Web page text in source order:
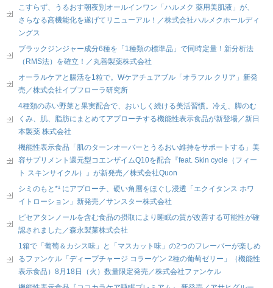
こすらず、うるおす朝夜別オールインワン「ハルメク 薬用美肌液」が、
さらなる高機能化を遂げてリニューアル！／株式会社ハルメクホールディ
ングス
ブラックジンジャー成分6種を「1種類の標準品」で同時定量！新分析法
（RMS法）を確立！／丸善製薬株式会社
オーラルケアと腸活を1粒で。Wケアチュアブル「オラフル クリア」新発
売／株式会社イブフローラ研究所
4種類の赤い野菜と果実配合で、おいしく続ける美活習慣。冷え、脚のむ
くみ、肌、脂肪にまとめてアプローチする機能性表示食品が新登場／新日
本製薬 株式会社
機能性表示食品「肌のターンオーバーとうるおい維持をサポートする」美
容サプリメント還元型コエンザイムQ10を配合『feat. Skin cycle（フィー
ト スキンサイクル）』が新発売／株式会社Quon
シミのもと*¹ にアプローチ、硬い角層をほぐし浸透「エクイタンス ホワ
イトローション」新発売／サンスター株式会社
ピセアタンノールを含む食品の摂取により睡眠の質が改善する可能性が確
認されました／森永製菓株式会社
1箱で「葡萄＆カシス味」と「マスカット味」の2つのフレーバーが楽しめ
るファンケル「ディープチャージ コラーゲン 2種の葡萄ゼリー」（機能性
表示食品）8月18日（火）数量限定発売／株式会社ファンケル